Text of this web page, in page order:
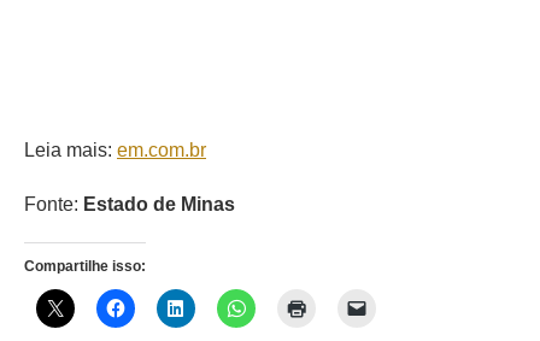
Leia mais: em.com.br
Fonte: Estado de Minas
Compartilhe isso: